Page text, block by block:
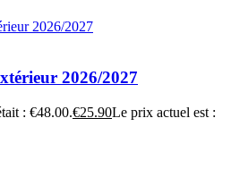
2026/2027
: €48.00.€25.90Le prix actuel est :